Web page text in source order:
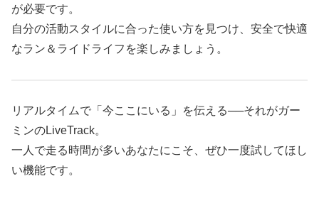
が必要です。
自分の活動スタイルに合った使い方を見つけ、安全で快適
なラン＆ライドライフを楽しみましょう。
リアルタイムで「今ここにいる」を伝える──それがガー
ミンのLiveTrack。
一人で走る時間が多いあなたにこそ、ぜひ一度試してほし
い機能です。